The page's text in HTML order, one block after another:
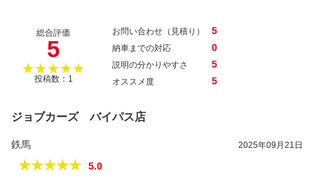
総合評価
5
★★★★★
投稿数：1
お問い合わせ（見積り） 5
納車までの対応 0
説明の分かりやすさ 5
オススメ度 5
ジョブカーズ バイパス店
鉄馬 2025年09月21日
★★★★★
5.0